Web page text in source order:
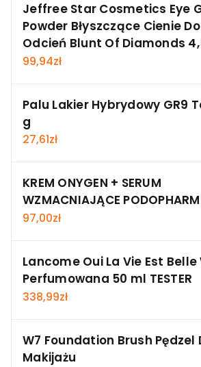
Jeffree Star Cosmetics Eye
Powder Błyszczące Cienie
Odcień Blunt Of Diamonds
99,94zł
Palu Lakier Hybrydowy GR9
g
27,61zł
KREM ONYGEN + SERUM
WZMACNIAJĄCE PODOPHARM
97,00zł
Lancome Oui La Vie Est Belle
Perfumowana 50 ml TESTER
338,99zł
W7 Foundation Brush Pędzel
Makijażu